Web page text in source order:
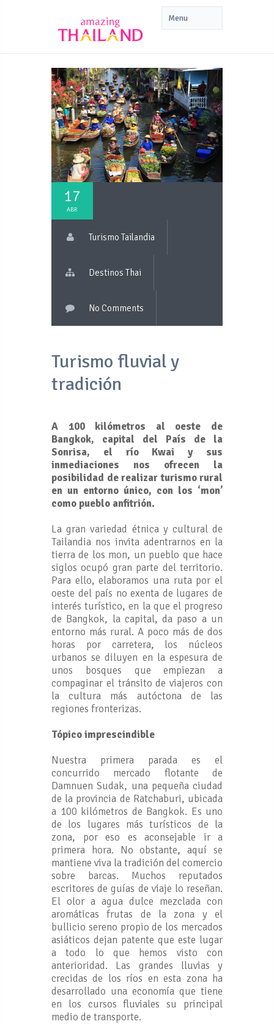
17
ABR
Turismo Tailandia
Destinos Thai
No Comments
Turismo fluvial y
tradición
A 100 kilómetros al oeste de
Bangkok, capital del País de la
Sonrisa, el río Kwai y sus
inmediaciones nos ofrecen la
posibilidad de realizar turismo rural
en un entorno único, con los ‘mon’
como pueblo anfitrión.
La gran variedad étnica y cultural de
Tailandia nos invita adentrarnos en la
tierra de los mon, un pueblo que hace
siglos ocupó gran parte del territorio.
Para ello, elaboramos una ruta por el
oeste del país no exenta de lugares de
interés turístico, en la que el progreso
de Bangkok, la capital, da paso a un
entorno más rural. A poco más de dos
horas por carretera, los núcleos
urbanos se diluyen en la espesura de
unos bosques que empiezan a
compaginar el tránsito de viajeros con
la cultura más autóctona de las
regiones fronterizas.
Tópico imprescindible
Nuestra primera parada es el
concurrido mercado flotante de
Damnuen Sudak, una pequeña ciudad
de la provincia de Ratchaburi, ubicada
a 100 kilómetros de Bangkok. Es uno
de los lugares más turísticos de la
zona, por eso es aconsejable ir a
primera hora. No obstante, aquí se
mantiene viva la tradición del comercio
sobre barcas. Muchos reputados
escritores de guías de viaje lo reseñan.
El olor a agua dulce mezclada con
aromáticas frutas de la zona y el
bullicio sereno propio de los mercados
asiáticos dejan patente que este lugar
a todo lo que hemos visto con
anterioridad. Las grandes lluvias y
crecidas de los ríos en esta zona ha
desarrollado una economía que tiene
en los cursos fluviales su principal
medio de transporte.